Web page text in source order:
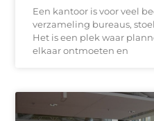
Een kantoor is voor veel
verzameling bureaus,
Het is een plek waar
elkaar ontmoeten en